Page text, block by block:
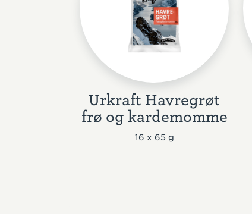
Urkraft Havregrøt
frø og kardemomme
16 x 65 g